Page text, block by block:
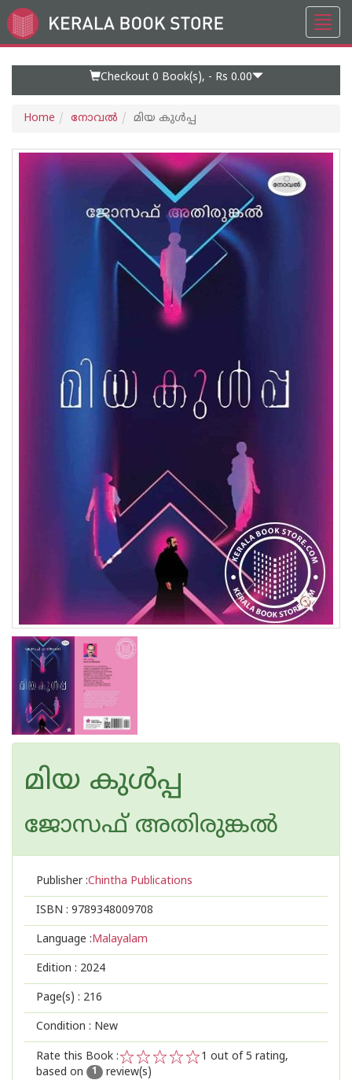
Go
to
Checkout 0 Book(s), - Rs 0.00
Home നോവല്‍ മിയ കുള്‍പ്പ
മിയ കുള്‍പ്പ
ജോസഫ് അതിരുങ്കല്‍
Publisher :Chintha Publications
ISBN : 9789348009708
Language :Malayalam
Edition : 2024
Page(s) : 216
Condition : New
Rate this Book :
2
1
1 out of 5 rating,
based on
1 review(s)